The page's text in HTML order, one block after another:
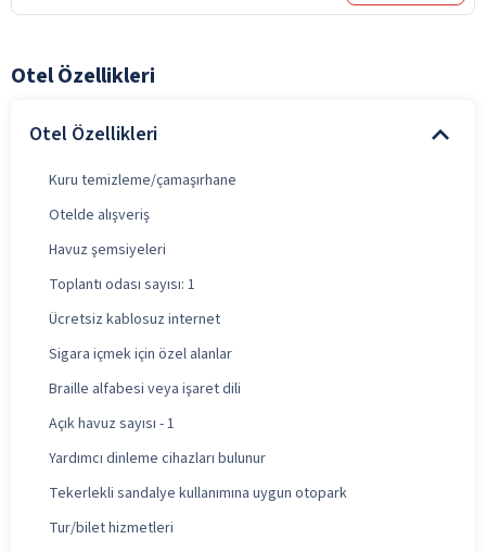
Otel Özellikleri
Otel Özellikleri
Kuru temizleme/çamaşırhane
Otelde alışveriş
Havuz şemsiyeleri
Toplantı odası sayısı: 1
Ücretsiz kablosuz internet
Sigara içmek için özel alanlar
Braille alfabesi veya işaret dili
Açık havuz sayısı - 1
Yardımcı dinleme cihazları bulunur
Tekerlekli sandalye kullanımına uygun otopark
Tur/bilet hizmetleri